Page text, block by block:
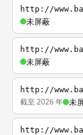
http://
未屏蔽
http://
未屏蔽
http://
截至 2026 年 未
http://